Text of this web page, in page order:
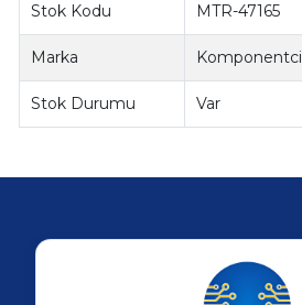
Stok Kodu MTR-47165
Marka Komponentci
Stok Durumu Var